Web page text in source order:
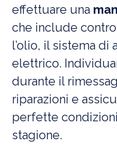
effettuare una
che include
l’olio, il sistema di
elettrico.
durante il
riparazioni e
perfette
stagione.